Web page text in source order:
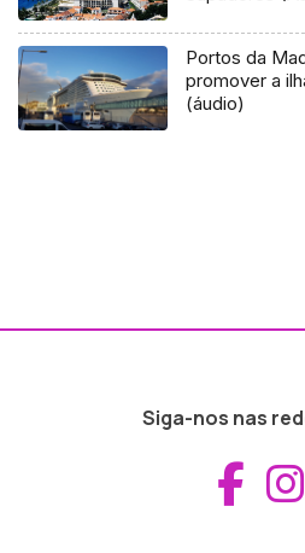
Portos da
promover a
(áudio)
Siga-nos nas